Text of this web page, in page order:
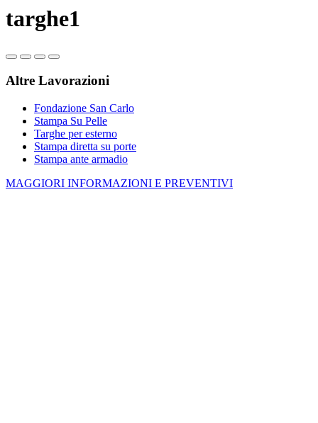
targhe1
Altre Lavorazioni
Fondazione San Carlo
Stampa Su Pelle
Targhe per esterno
Stampa diretta su porte
Stampa ante armadio
MAGGIORI INFORMAZIONI E PREVENTIVI